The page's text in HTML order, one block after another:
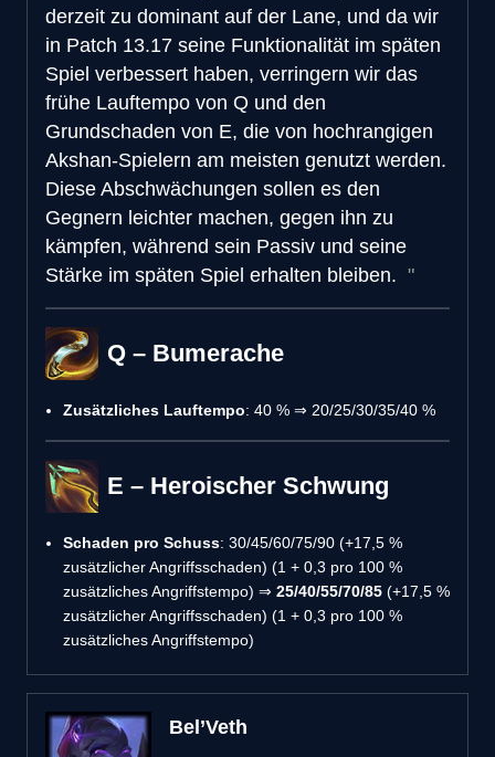
derzeit zu dominant auf der Lane, und da wir
in Patch 13.17 seine Funktionalität im späten
Spiel verbessert haben, verringern wir das
frühe Lauftempo von Q und den
Grundschaden von E, die von hochrangigen
Akshan-Spielern am meisten genutzt werden.
Diese Abschwächungen sollen es den
Gegnern leichter machen, gegen ihn zu
kämpfen, während sein Passiv und seine
Stärke im späten Spiel erhalten bleiben.
Q – Bumerache
Zusätzliches Lauftempo: 40 % ⇒ 20/25/30/35/40 %
E – Heroischer Schwung
Schaden pro Schuss: 30/45/60/75/90 (+17,5 %
zusätzlicher Angriffsschaden) (1 + 0,3 pro 100 %
zusätzliches Angriffstempo) ⇒ 25/40/55/70/85 (+17,5 %
zusätzlicher Angriffsschaden) (1 + 0,3 pro 100 %
zusätzliches Angriffstempo)
Bel’Veth